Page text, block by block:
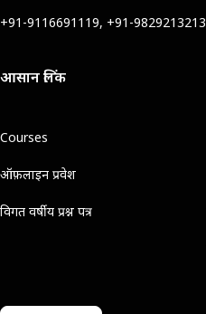
+91-9116691119, +91-9829213213
आसान लिंक
Courses
ऑफ़लाइन प्रवेश
विगत वर्षीय प्रश्न पत्र